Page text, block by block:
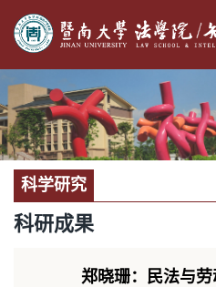
科学研究
科研成果
郑晓珊：民法与